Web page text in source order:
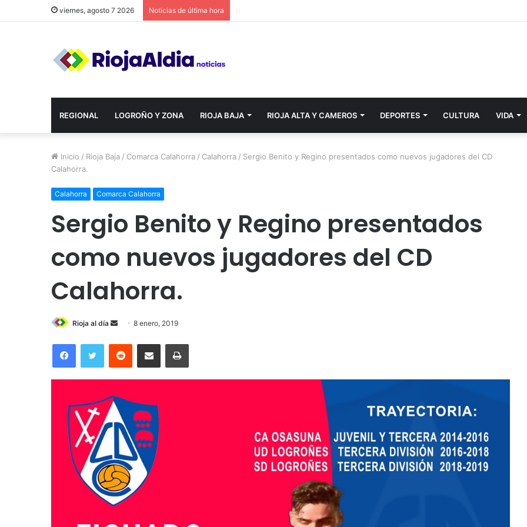
viernes, agosto 7 2026 Noticias de última hora
REGIONAL LOGROÑO Y ZONA RIOJA BAJA RIOJA ALTA Y CAMEROS DEPORTES CULTURA VIDA
Inicio / Rioja Baja / Comarca Calahorra / Calahorra / Sergio Benito y Regino presentados como nuevos jugadores del CD
Calahorra.
Calahorra Comarca Calahorra
Sergio Benito y Regino presentados
como nuevos jugadores del CD
Calahorra.
Rioja al día
n
d
a
e
m
a
i
l
8 enero, 2019